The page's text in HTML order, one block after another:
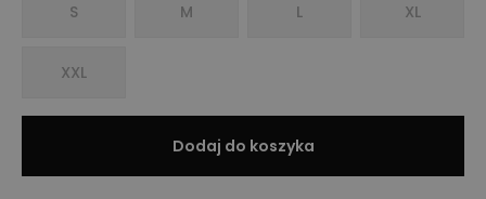
S M L XL
XXL
Dodaj do koszyka